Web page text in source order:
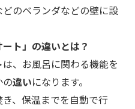
のベランダなどの壁に設
ト」の違いとは？
は、お風呂に関わる機能を
の違いになります。
、保温までを自動で行